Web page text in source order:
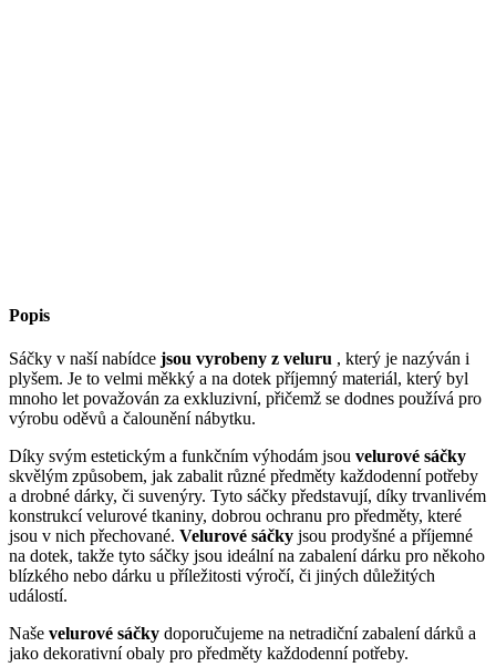
Popis
Sáčky v naší nabídce jsou vyrobeny z veluru , který je nazýván i
plyšem. Je to velmi měkký a na dotek příjemný materiál, který byl
mnoho let považován za exkluzivní, přičemž se dodnes používá pro
výrobu oděvů a čalounění nábytku.
Díky svým estetickým a funkčním výhodám jsou velurové sáčky
skvělým způsobem, jak zabalit různé předměty každodenní potřeby
a drobné dárky, či suvenýry. Tyto sáčky představují, díky trvanlivém
konstrukcí velurové tkaniny, dobrou ochranu pro předměty, které
jsou v nich přechované. Velurové sáčky jsou prodyšné a příjemné
na dotek, takže tyto sáčky jsou ideální na zabalení dárku pro někoho
blízkého nebo dárku u příležitosti výročí, či jiných důležitých
událostí.
Naše velurové sáčky doporučujeme na netradiční zabalení dárků a
jako dekorativní obaly pro předměty každodenní potřeby.